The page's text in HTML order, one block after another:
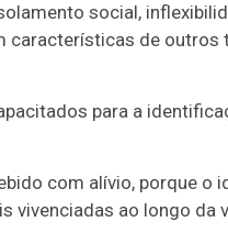
social,
de outros
para a
com alívio, porque o
vivenciadas ao longo da